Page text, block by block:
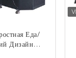
Еда/
Дизайн